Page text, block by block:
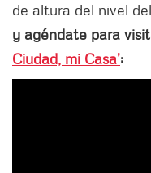
de altura del nivel
y agéndate para
Ciudad, mi Casa’: